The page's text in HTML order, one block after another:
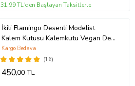
31,99 TL'den Başlayan Taksitlerle
İkili Flamingo Desenli Modelist
Kalem Kutusu Kalemkutu Vegan Deri
Üç Bölmeli Kalemlik
(16)
Kargo Bedava
450,00 TL